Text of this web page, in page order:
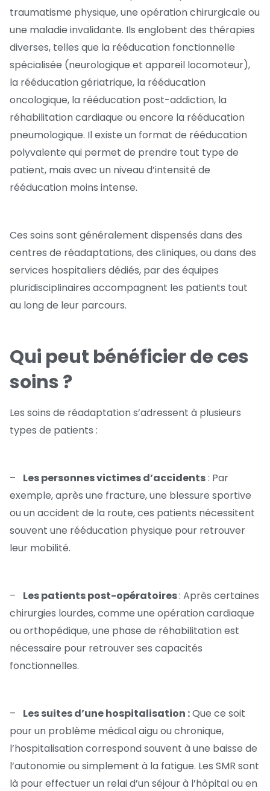
traumatisme physique, une opération chirurgicale ou
une maladie invalidante. Ils englobent des thérapies
diverses, telles que la rééducation fonctionnelle
spécialisée (neurologique et appareil locomoteur),
la rééducation gériatrique, la rééducation
oncologique, la rééducation post-addiction, la
réhabilitation cardiaque ou encore la rééducation
pneumologique. Il existe un format de rééducation
polyvalente qui permet de prendre tout type de
patient, mais avec un niveau d’intensité de
rééducation moins intense.
Ces soins sont généralement dispensés dans des
centres de réadaptations, des cliniques, ou dans des
services hospitaliers dédiés, par des équipes
pluridisciplinaires accompagnent les patients tout
au long de leur parcours.
Qui peut bénéficier de ces
soins ?
Les soins de réadaptation s’adressent à plusieurs
types de patients :
– Les personnes victimes d’accidents: Par
exemple, après une fracture, une blessure sportive
ou un accident de la route, ces patients nécessitent
souvent une rééducation physique pour retrouver
leur mobilité.
– Les patients post-opératoires: Après certaines
chirurgies lourdes, comme une opération cardiaque
ou orthopédique, une phase de réhabilitation est
nécessaire pour retrouver ses capacités
fonctionnelles.
– Les suites d’une hospitalisation :Que ce soit
pour un problème médical aigu ou chronique,
l’hospitalisation correspond souvent à une baisse de
l’autonomie ou simplement à la fatigue. Les SMR sont
là pour effectuer un relai d’un séjour à l’hôpital ou en